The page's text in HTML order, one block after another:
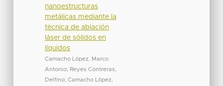
nanoestructuras
metálicas mediante la
técnica de ablación
láser de sólidos en
líquidos
Camacho López, Marco
Antonio; Reyes Contreras,
Delfino; Camacho López,